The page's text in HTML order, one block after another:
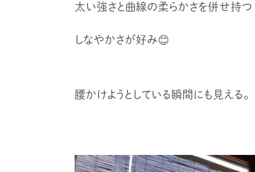
太い強さと曲線の柔らかさを併せ持つ
しなやかさが好み😊
腰かけようとしている瞬間にも見える。